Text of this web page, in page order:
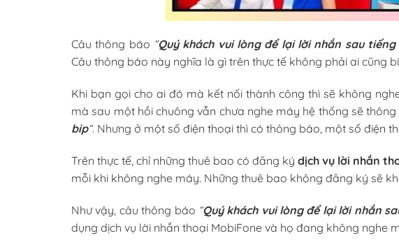
Câu thông báo “Quý khách vui lòng để lại lời nhắn sau tiếng
Câu thông báo này nghĩa là gì trên thực tế không phải ai cũng
Khi bạn gọi cho ai đó mà kết nối thành công thì sẽ không
mà sau một hồi chuông vẫn chưa nghe máy hệ thống sẽ
bip“. Nhưng ở một số điện thoại thì có thông báo, một số điện
Trên thực tế, chỉ những thuê bao có đăng ký dịch vụ lời nhắn
mỗi khi không nghe máy. Những thuê bao không đăng ký sẽ
Như vậy, câu thông báo “Quý khách vui lòng để lại lời nhắn
dụng dịch vụ lời nhắn thoại MobiFone và họ đang không nghe